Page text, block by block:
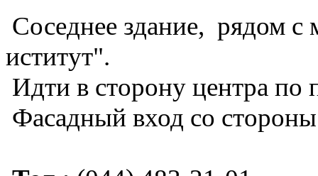
Соседнее здание, рядом
иститут".
Идти в сторону центра
Фасадный вход со